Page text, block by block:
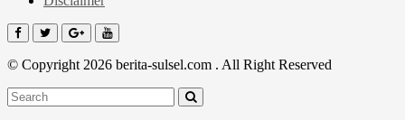
© Copyright 2026 berita-sulsel.com . All Right Reserved